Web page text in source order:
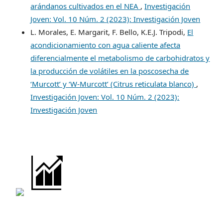
arándanos cultivados en el NEA ,Investigación
Joven: Vol. 10 Núm. 2 (2023): Investigación Joven
L. Morales, E. Margarit, F. Bello, K.E.J. Tripodi, El
acondicionamiento con agua caliente afecta
diferencialmente el metabolismo de carbohidratos y
la producción de volátiles en la poscosecha de
‘Murcott’ y ‘W-Murcott’ (Citrus reticulata blanco) ,
Investigación Joven: Vol. 10 Núm. 2 (2023):
Investigación Joven